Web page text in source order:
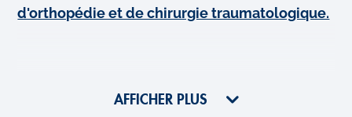
d'orthopédie et de chirurgie traumatologique.
AFFICHER PLUS